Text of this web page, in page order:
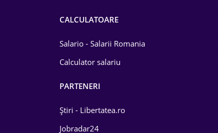
CALCULATOARE
Salario - Salarii Romania
Calculator salariu
PARTENERI
Știri - Libertatea.ro
Jobradar24